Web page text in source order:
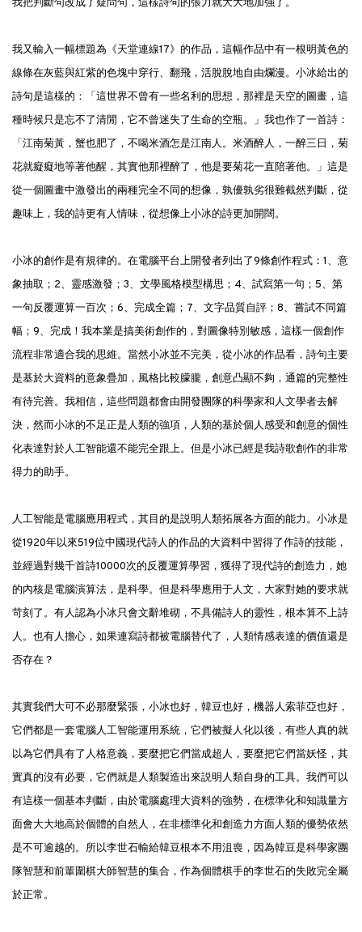
我把判斷句改成了疑問句，這樣詩句的張力就大大地加強了。
我又輸入一幅標題為《天堂連線17》的作品，這幅作品中有一根明黃色的
線條在灰藍與紅紫的色塊中穿行、翻飛，活脫脫地自由爛漫。小冰給出的
詩句是這樣的：「這世界不曾有一些名利的思想，那裡是天空的圖畫，這
種時候只是忘不了清閒，它不曾迷失了生命的空瓶。」我也作了一首詩：
「江南菊黃，蟹也肥了，不喝米酒怎是江南人。米酒醉人，一醉三日，菊
花就癡癡地等著他醒，其實他那裡醉了，他是要菊花一直陪著他。」這是
從一個圖畫中激發出的兩種完全不同的想像，孰優孰劣很難截然判斷，從
趣味上，我的詩更有人情味，從想像上小冰的詩更加開闊。
小冰的創作是有規律的。在電腦平台上開發者列出了9條創作程式：1、意
象抽取；2、靈感激發；3、文學風格模型構思；4、試寫第一句；5、第
一句反覆運算一百次；6、完成全篇；7、文字品質自評；8、嘗試不同篇
幅；9、完成！我本業是搞美術創作的，對圖像特別敏感，這樣一個創作
流程非常適合我的思維。當然小冰並不完美，從小冰的作品看，詩句主要
是基於大資料的意象疊加，風格比較朦朧，創意凸顯不夠，通篇的完整性
有待完善。我相信，這些問題都會由開發團隊的科學家和人文學者去解
決，然而小冰的不足正是人類的強項，人類的基於個人感受和創意的個性
化表達對於人工智能還不能完全跟上。但是小冰已經是我詩歌創作的非常
得力的助手。
人工智能是電腦應用程式，其目的是説明人類拓展各方面的能力。小冰是
從1920年以來519位中國現代詩人的作品的大資料中習得了作詩的技能，
並經過對幾千首詩10000次的反覆運算學習，獲得了現代詩的創造力，她
的內核是電腦演算法，是科學。但是科學應用于人文，大家對她的要求就
苛刻了。有人認為小冰只會文辭堆砌，不具備詩人的靈性，根本算不上詩
人。也有人擔心，如果連寫詩都被電腦替代了，人類情感表達的價值還是
否存在？
其實我們大可不必那麼緊張，小冰也好，韓豆也好，機器人索菲亞也好，
它們都是一套電腦人工智能運用系統，它們被擬人化以後，有些人真的就
以為它們具有了人格意義，要麼把它們當成超人，要麼把它們當妖怪，其
實真的沒有必要，它們就是人類製造出來説明人類自身的工具。我們可以
有這樣一個基本判斷，由於電腦處理大資料的強勢，在標準化和知識量方
面會大大地高於個體的自然人，在非標準化和創造力方面人類的優勢依然
是不可逾越的。所以李世石輸給韓豆根本不用沮喪，因為韓豆是科學家團
隊智慧和前輩圍棋大師智慧的集合，作為個體棋手的李世石的失敗完全屬
於正常。